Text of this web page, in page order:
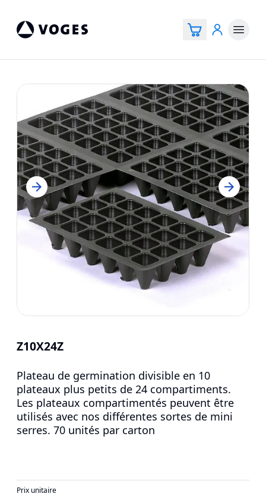
Z10X24Z
Plateau de germination divisible en 10
plateaux plus petits de 24 compartiments.
Les plateaux compartimentés peuvent être
utilisés avec nos différentes sortes de mini
serres. 70 unités par carton
Prix unitaire